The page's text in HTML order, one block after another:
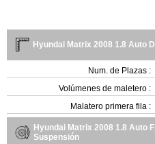
Hyundai Matrix 2008 1.8 Auto
Num. de Plazas :
Volúmenes de maletero :
Malatero primera fila :
Hyundai Matrix 2008 1.8 Auto
Suspensión